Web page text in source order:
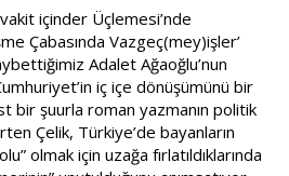
içinder Üçlemesi’nde
Çabasında Vazgeç(mey)işler’
Adalet Ağaoğlu’nun
iç içe dönüşümünü bir
bir şuurla roman yazmanın politik
Çelik, Türkiye’de bayanların
olmak için uzağa fırlatıldıklarında